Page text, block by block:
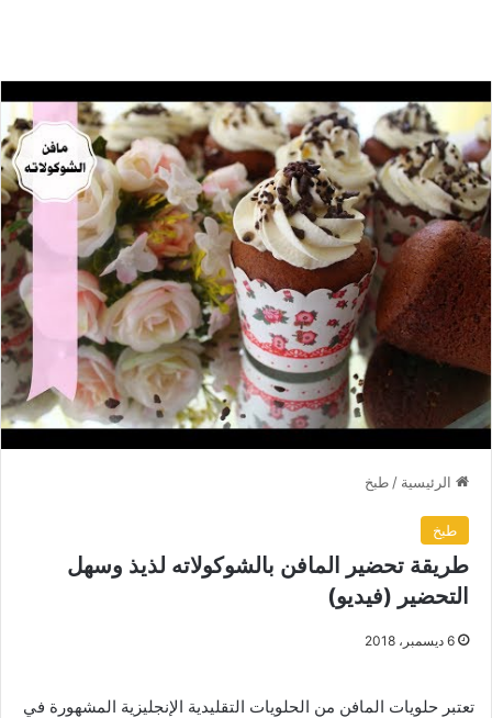
الرئيسية / طبخ
طبخ
طريقة تحضير المافن بالشوكولاته لذيذ وسهل
التحضير (فيديو)
6 ديسمبر، 2018
تعتبر حلويات المافن من الحلويات التقليدية الإنجليزية المشهورة في